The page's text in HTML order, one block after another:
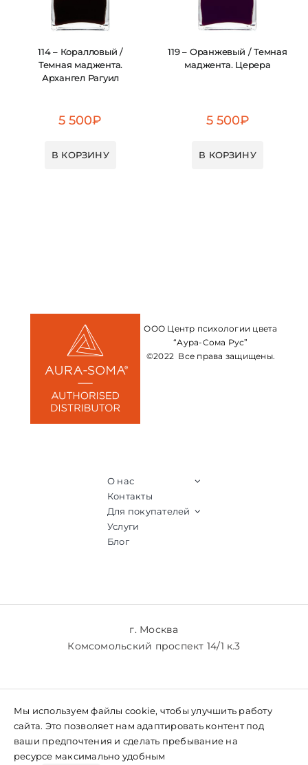
114 – Коралловый /
Темная маджента.
Архангел Рагуил
5 500₽
В КОРЗИНУ
119 – Оранжевый / Темная
маджента. Церера
5 500₽
В КОРЗИНУ
ООО Центр психологии цвета
“Аура-Сома Рус”
©2022 Все права защищены.
О нас
Контакты
Для покупателей
Услуги
Блог
г. Москва
Комсомольский проспект 14/1 к.3
+7 (985) 769-61-77
Мы используем файлы cookie, чтобы улучшить работу
сайта. Это позволяет нам адаптировать контент под
ваши предпочтения и сделать пребывание на
ресурсе максимально удобным